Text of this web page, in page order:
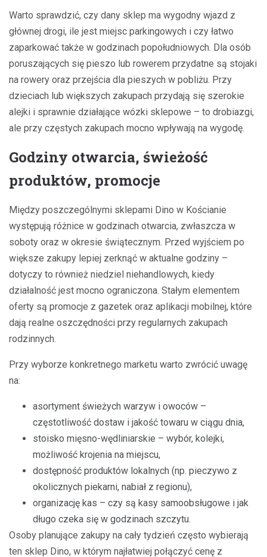
Warto sprawdzić, czy dany sklep ma wygodny wjazd z
głównej drogi, ile jest miejsc parkingowych i czy łatwo
zaparkować także w godzinach popołudniowych. Dla osób
poruszających się pieszo lub rowerem przydatne są stojaki
na rowery oraz przejścia dla pieszych w pobliżu. Przy
dzieciach lub większych zakupach przydają się szerokie
alejki i sprawnie działające wózki sklepowe – to drobiazgi,
ale przy częstych zakupach mocno wpływają na wygodę.
Godziny otwarcia, świeżość
produktów, promocje
Między poszczególnymi sklepami Dino w Kościanie
występują różnice w godzinach otwarcia, zwłaszcza w
soboty oraz w okresie świątecznym. Przed wyjściem po
większe zakupy lepiej zerknąć w aktualne godziny –
dotyczy to również niedziel niehandlowych, kiedy
działalność jest mocno ograniczona. Stałym elementem
oferty są promocje z gazetek oraz aplikacji mobilnej, które
dają realne oszczędności przy regularnych zakupach
rodzinnych.
Przy wyborze konkretnego marketu warto zwrócić uwagę
na:
asortyment świeżych warzyw i owoców –
częstotliwość dostaw i jakość towaru w ciągu dnia,
stoisko mięsno-wędliniarskie – wybór, kolejki,
możliwość krojenia na miejscu,
dostępność produktów lokalnych (np. pieczywo z
okolicznych piekarni, nabiał z regionu),
organizację kas – czy są kasy samoobsługowe i jak
długo czeka się w godzinach szczytu.
Osoby planujące zakupy na cały tydzień często wybierają
ten sklep Dino, w którym najłatwiej połączyć cenę z